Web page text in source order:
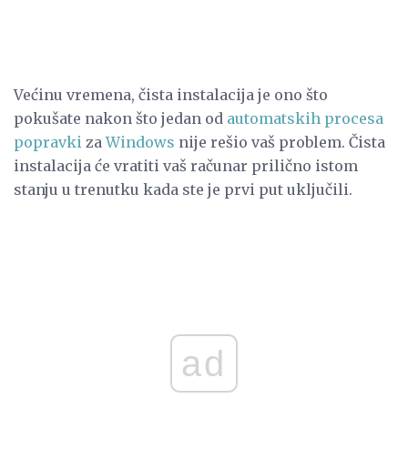
Većinu vremena, čista instalacija je ono što
pokušate nakon što jedan od automatskih procesa
popravki zaWindows nije rešio vaš problem. Čista
instalacija će vratiti vaš računar prilično istom
stanju u trenutku kada ste je prvi put uključili.
ad